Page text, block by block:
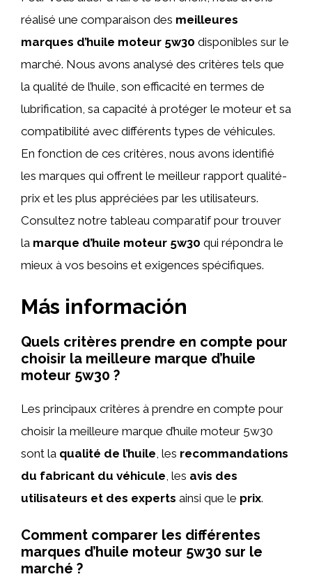
réalisé une comparaison des meilleures
marques d’huile moteur 5w30 disponibles sur le
marché. Nous avons analysé des critères tels que
la qualité de l’huile, son efficacité en termes de
lubrification, sa capacité à protéger le moteur et sa
compatibilité avec différents types de véhicules.
En fonction de ces critères, nous avons identifié
les marques qui offrent le meilleur rapport qualité-
prix et les plus appréciées par les utilisateurs.
Consultez notre tableau comparatif pour trouver
la marque d’huile moteur 5w30 qui répondra le
mieux à vos besoins et exigences spécifiques.
Más información
Quels critères prendre en compte pour
choisir la meilleure marque d’huile
moteur 5w30 ?
Les principaux critères à prendre en compte pour
choisir la meilleure marque d’huile moteur 5w30
sont la qualité de l’huile , les recommandations
du fabricant du véhicule , les avis des
utilisateurs et des experts ainsi que le prix.
Comment comparer les différentes
marques d’huile moteur 5w30 sur le
marché ?